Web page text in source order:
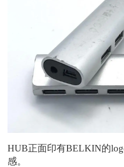
HUB正面印有BELKIN的
感。